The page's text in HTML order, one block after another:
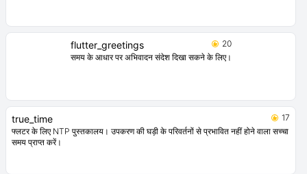
flutter_greetings
20
समय के आधार पर अभिवादन संदेश दिखा सकने के लिए।
true_time
17
फ्लटर के लिए NTP पुस्तकालय। उपकरण की घड़ी के परिवर्तनों से प्रभावित नहीं होने वाला सच्चा
समय प्राप्त करें।